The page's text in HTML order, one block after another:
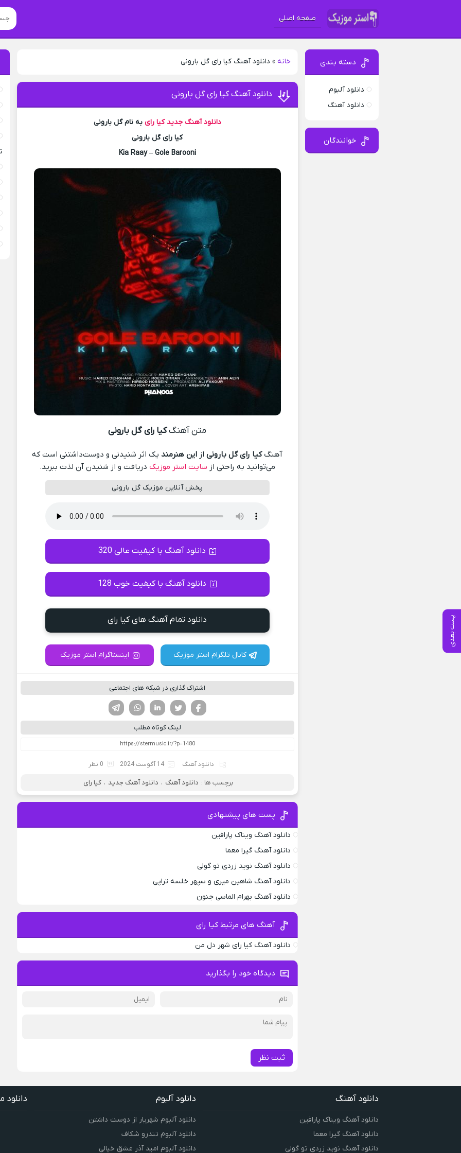
صفحه اصلی
خانه » دانلود آهنگ کیا رای گل بارونی
پست بعدی
دانلود آهنگ کیا رای گل بارونی
دانلود آهنگ جدید کیا رای به نام گل بارونی
کیا رای گل بارونی
Kia Raay – Gole Barooni
متن آهنگکیا رای گل بارونی
آهنگکیا رای گل بارونیاز این هنرمندیک اثر شنیدنی و دوست‌داشتنی است که
می‌توانید به راحتی از سایت استر موزیک دریافت و از شنیدن آن لذت ببرید.
پخش آنلاین موزیک گل بارونی
دانلود آهنگ با کیفیت عالی 320
دانلود آهنگ با کیفیت خوب 128
دانلود تمام آهنگ های کیا رای
کانال تلگرام استر موزیک اینستاگرام استر موزیک
اشتراک گذاری در شبکه های اجتماعی
لینکدین تویتر
فیسوک
لینک کوتاه مطلب
دانلود آهنگ 14 آگوست 2024 0 نظر
برچسب ها : دانلود آهنگ ، دانلود آهنگ جدید ، کیا رای
پست های پیشنهادی
دانلود آهنگ ویناک پارافین
دانلود آهنگ گیرا معما
دانلود آهنگ نوید زردی تو گولی
دانلود آهنگ شاهین میری و سپهر خلسه تراپی
دانلود آهنگ بهرام الماسی جنون
آهنگ های مرتبط کیا رای
دانلود آهنگ کیا رای شهر دل من
دیدگاه خود را بگذارید
ثبت نظر
دسته بندی
دانلود آلبوم
دانلود آهنگ
خوانندگان
دانلود آهنگ
دانلود آهنگ ویناک پارافین
دانلود آهنگ گیرا معما
دانلود آهنگ نوید زردی تو گولی
دانلود آلبوم
دانلود آلبوم شهریار از دوست داشتن
دانلود آلبوم تندرو شکاف
دانلود آلبوم امید آذر عشق خیالی
دانلود